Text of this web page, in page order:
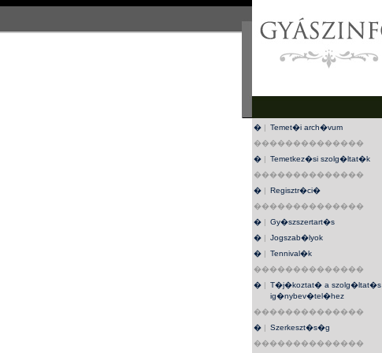
� | Temet�i arch�vum
��������������
� | Temetkez�si szolg�ltat�k
��������������
� | Regisztr�ci�
��������������
� | Gy�szszertart�s
� | Jogszab�lyok
� | Tennival�k
��������������
� | T�j�koztat� a szolg�ltat�s
ig�nybev�tel�hez
��������������
� | Szerkeszt�s�g
��������������